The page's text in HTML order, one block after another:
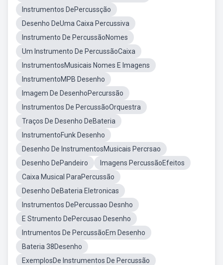
Instrumentos DePercussção
Desenho DeUma Caixa Percussiva
Instrumento De PercussãoNomes
Um Instrumento De PercussãoCaixa
InstrumentosMusicais Nomes E Imagens
InstrumentoMPB Desenho
Imagem De DesenhoPercurssão
Instrumentos De PercussãoOrquestra
Traços De Desenho DeBateria
InstrumentoFunk Desenho
Desenho De InstrumentosMusicais Percrsao
Desenho DePandeiro
Imagens PercussãoEfeitos
Caixa Musical ParaPercussão
Desenho DeBateria Eletronicas
Instrumentos DePercussao Desnho
E Strumento DePercusao Desenho
Intrumentos De PercussãoEm Desenho
Bateria 38Desenho
ExemplosDe Instrumentos De Percussão